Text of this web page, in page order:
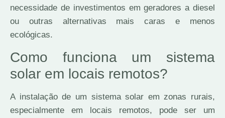
necessidade de investimentos em geradores a diesel
ou outras alternativas mais caras e menos
ecológicas.
Como funciona um sistema
solar em locais remotos?
A instalação de um sistema solar em zonas rurais,
especialmente em locais remotos, pode ser um